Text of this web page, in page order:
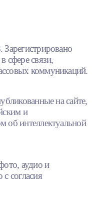
сфере связи,
коммуникаций.
на сайте,
и
об интеллектуальной
аудио и
согласия